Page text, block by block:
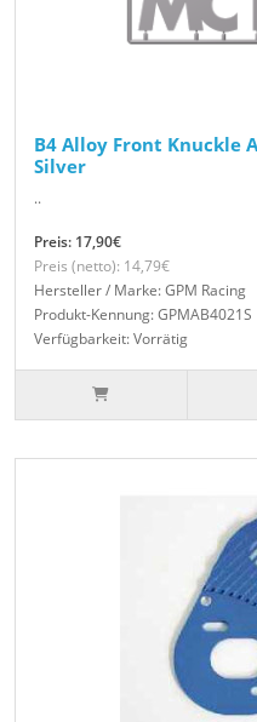
B4 Alloy Front Knuckle
Silver
..
Preis: 17,90€
Preis (netto): 14,79€
Hersteller / Marke: GPM Racing
Produkt-Kennung: GPMAB4021S
Verfügbarkeit: Vorrätig